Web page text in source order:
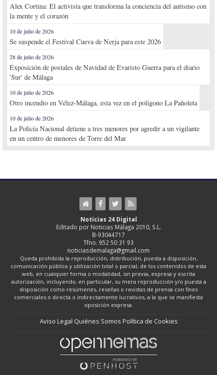
Alex Cortina: El activista que transforma la conciencia del autismo con
la mente y el corazón
10 de julio de 2026
Se suspende el Festival Cueva de Nerja para este 2026
28 de julio de 2026
Exposición de postales de Navidad de Evaristo Guerra para el diario
'Sur' de Málaga
10 de julio de 2026
Otro incendio en Vélez-Málaga, esta vez en el polígono La Pañoleta
10 de julio de 2026
La Policía Nacional detiene a tres menores por agredir a un vigilante
en un centro de menores de Torre del Mar
Noticias 24 Digital
Editado por Noticias Málaga 2010, S.L.
B-93044717
Tfno. 952 50 31 93
noticiasdemalaga@gmail.com
Queda prohibida la reproducción, distribución, puesta a disposición,
comunicación pública y utilización total o parcial, de los contenidos de esta
web, en cualquier forma o modalidad, sin previa, expresa y escrita
autorización, incluyendo, en particular, su mera reproducción y/o puesta a
disposición como resúmenes, reseñas o revistas de prensa con fines
comerciales o directa o indirectamente lucrativos, a la que se manifiesta
oposición expresa.
Aviso Legal Quiénes Somos Política de Cookies